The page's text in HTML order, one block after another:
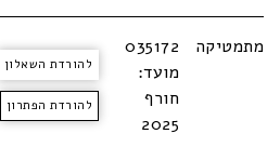
מתמטיקה
035172
מועד:
חורף
2025
להורדת השאלון
להורדת הפתרון